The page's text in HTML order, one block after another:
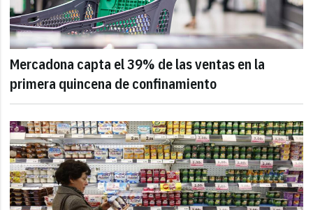
Mercadona capta el 39% de las ventas en la
primera quincena de confinamiento